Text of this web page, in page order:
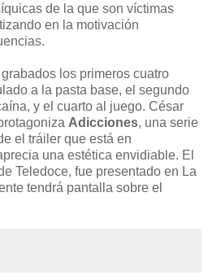
de la que son víctimas
en la motivación
los primeros cuatro
a la pasta base, el segundo
y el cuarto al juego. César
Adicciones, una serie
el tráiler que está en
una estética envidiable. El
Teledoce, fue presentado en La
tendrá pantalla sobre el